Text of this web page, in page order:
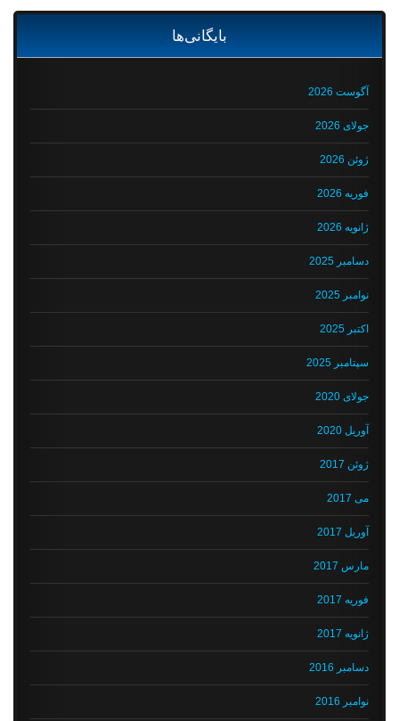
بایگانی‌ها
آگوست 2026
جولای 2026
ژوئن 2026
فوریه 2026
ژانویه 2026
دسامبر 2025
نوامبر 2025
اکتبر 2025
سپتامبر 2025
جولای 2020
آوریل 2020
ژوئن 2017
می 2017
آوریل 2017
مارس 2017
فوریه 2017
ژانویه 2017
دسامبر 2016
نوامبر 2016